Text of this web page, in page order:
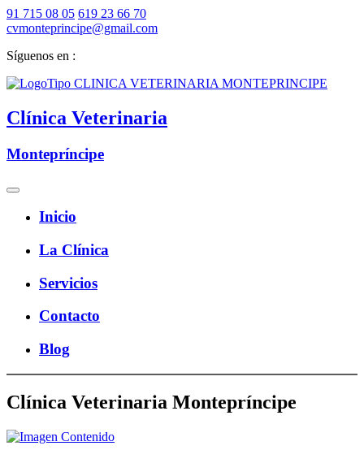
91 715 08 05 619 23 66 70
cvmonteprincipe@gmail.com
Síguenos en :
Clínica Veterinaria
Montepríncipe
Inicio
La Clínica
Servicios
Contacto
Blog
Clínica Veterinaria Montepríncipe